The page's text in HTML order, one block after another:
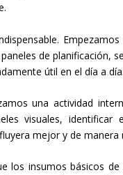
de planificación,
útil en el día a día.
una actividad
visuales, identificar
mejor y de manera
los insumos básicos de